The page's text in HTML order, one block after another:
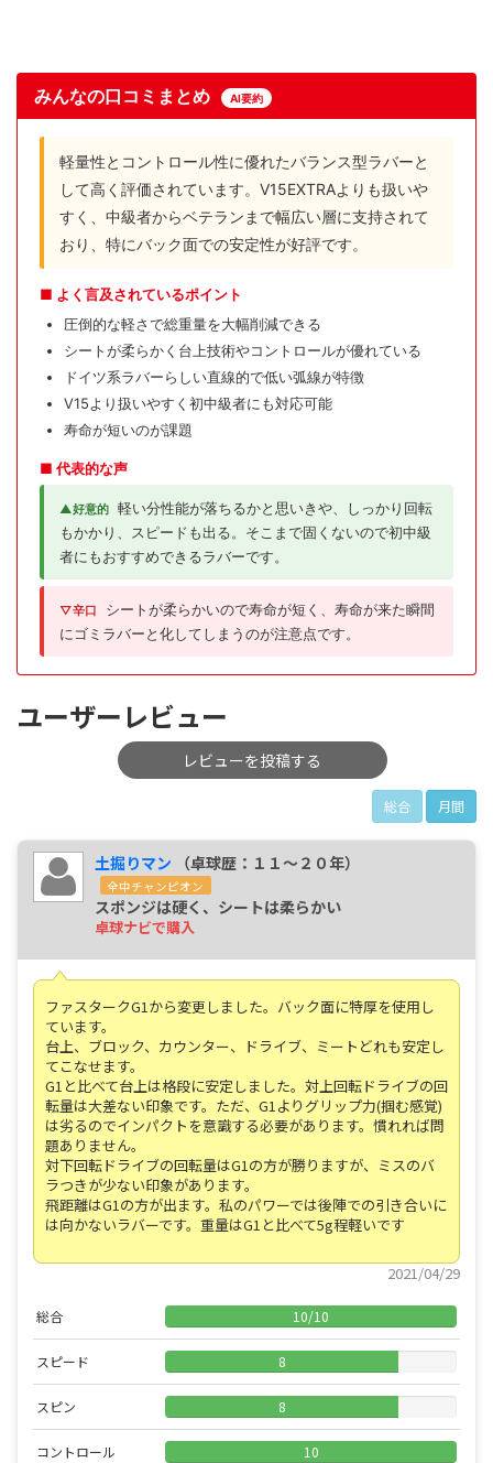
みんなの口コミまとめ AI要約
軽量性とコントロール性に優れたバランス型ラバーと
して高く評価されています。V15EXTRAよりも扱いや
すく、中級者からベテランまで幅広い層に支持されて
おり、特にバック面での安定性が好評です。
■ よく言及されているポイント
圧倒的な軽さで総重量を大幅削減できる
シートが柔らかく台上技術やコントロールが優れている
ドイツ系ラバーらしい直線的で低い弧線が特徴
V15より扱いやすく初中級者にも対応可能
寿命が短いのが課題
■ 代表的な声
▲好意的 軽い分性能が落ちるかと思いきや、しっかり回転
もかかり、スピードも出る。そこまで固くないので初中級
者にもおすすめできるラバーです。
▽辛口
シートが柔らかいので寿命が短く、寿命が来た瞬間
にゴミラバーと化してしまうのが注意点です。
ユーザーレビュー
レビューを投稿する
総合 月間
土掘りマン （卓球歴：１１～２０年）
全中チャンピオン
スポンジは硬く、シートは柔らかい
卓球ナビで購入
ファスタークG1から変更しました。バック面に特厚を使用し
ています。
台上、ブロック、カウンター、ドライブ、ミートどれも安定し
てこなせます。
G1と比べて台上は格段に安定しました。対上回転ドライブの回
転量は大差ない印象です。ただ、G1よりグリップ力(掴む感覚)
は劣るのでインパクトを意識する必要があります。慣れれば問
題ありません。
対下回転ドライブの回転量はG1の方が勝りますが、ミスのバ
ラつきが少ない印象があります。
飛距離はG1の方が出ます。私のパワーでは後陣での引き合いに
は向かないラバーです。重量はG1と比べて5g程軽いです
2021/04/29
総合 10/10
スピード 8
スピン 8
コントロール 10